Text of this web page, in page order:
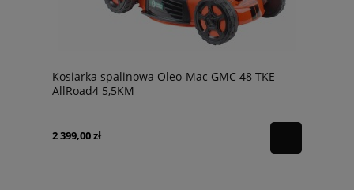
Kosiarka spalinowa Oleo-Mac GMC 48 TKE
AllRoad4 5,5KM
2 399,00 zł